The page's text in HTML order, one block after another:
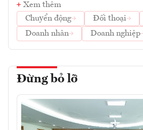
Xem thêm
Chuyển động
Đối thoại
Doanh nhân
Doanh nghiệp
Đừng bỏ lỡ